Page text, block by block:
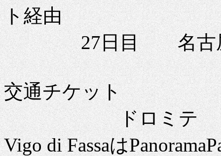
ト経由
27日目 名古
交通チケット
ドロミテ Alpe di
Vigo di Fassaは